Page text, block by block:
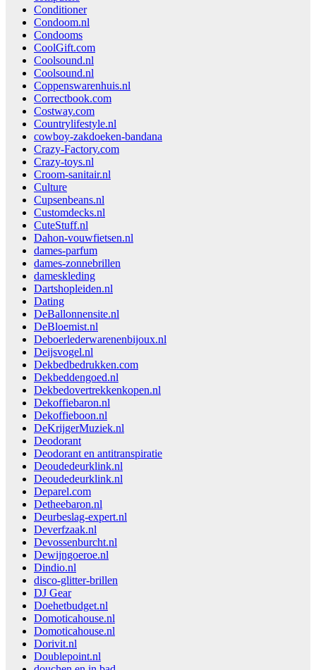
Conditioner
Condoom.nl
Condooms
CoolGift.com
Coolsound.nl
Coolsound.nl
Coppenswarenhuis.nl
Correctbook.com
Costway.com
Countrylifestyle.nl
cowboy-zakdoeken-bandana
Crazy-Factory.com
Crazy-toys.nl
Croom-sanitair.nl
Culture
Cupsenbeans.nl
Customdecks.nl
CuteStuff.nl
Dahon-vouwfietsen.nl
dames-parfum
dames-zonnebrillen
dameskleding
Dartshopleiden.nl
Dating
DeBallonnensite.nl
DeBloemist.nl
Deboerlederwarenenbijoux.nl
Deijsvogel.nl
Dekbedbedrukken.com
Dekbeddengoed.nl
Dekbedovertrekkenkopen.nl
Dekoffiebaron.nl
Dekoffieboon.nl
DeKrijgerMuziek.nl
Deodorant
Deodorant en antitranspiratie
Deoudedeurklink.nl
Deoudedeurklink.nl
Deparel.com
Detheebaron.nl
Deurbeslag-expert.nl
Deverfzaak.nl
Devossenburcht.nl
Dewijngoeroe.nl
Dindio.nl
disco-glitter-brillen
DJ Gear
Doehetbudget.nl
Domoticahouse.nl
Domoticahouse.nl
Dorivit.nl
Doublepoint.nl